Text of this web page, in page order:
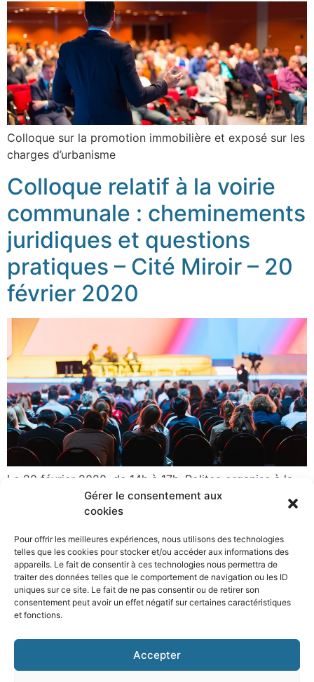
Gérer le consentement aux
cookies
Pour offrir les meilleures expériences, nous utilisons des technologies
telles que les cookies pour stocker et/ou accéder aux informations des
appareils. Le fait de consentir à ces technologies nous permettra de
traiter des données telles que le comportement de navigation ou les ID
uniques sur ce site. Le fait de ne pas consentir ou de retirer son
consentement peut avoir un effet négatif sur certaines caractéristiques
et fonctions.
Accepter
Colloque sur la promotion immobilière et exposé sur les
charges d’urbanisme
Colloque relatif à la voirie
communale : cheminements
juridiques et questions
pratiques – Cité Miroir – 20
février 2020
Le 20 février 2020, de 14h à 17h, Politea organise à la
Cité Miroir à Liège (Place Xavier Neujean 22, 4000
Liège) un colloque relatif aux questions juridiques liées
matière de voirie communale.
Rue Albert Mockel 43/11 à 4000
info@explane.be